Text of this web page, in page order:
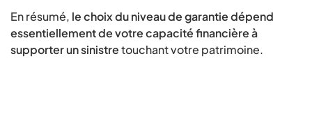
En résumé, le choix du niveau de garantie dépend
essentiellement de votre capacité financière à
supporter un sinistretouchant votre patrimoine.